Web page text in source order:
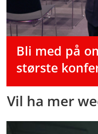
Bli med på
største
Vil ha mer